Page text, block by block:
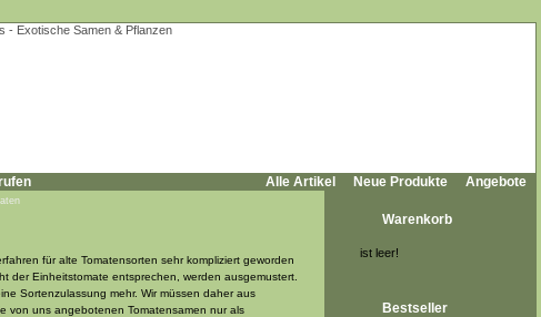
Alle Artikel Neue Produkte Angebote
für alte Tomatensorten sehr kompliziert geworden
der Einheitstomate entsprechen, werden ausgemustert.
Sortenzulassung mehr. Wir müssen daher aus
von uns angebotenen Tomatensamen nur als
Warenkorb
ist leer!
Bestseller